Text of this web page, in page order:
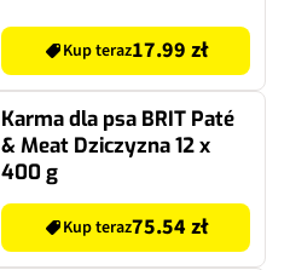
Kup teraz17.99 zł
Karma dla psa BRIT Paté
& Meat Dziczyzna 12 x
400 g
Kup teraz75.54 zł